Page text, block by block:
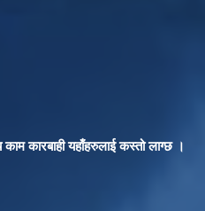
कारबाही यहाँहरुलाई कस्तो लाग्छ ।